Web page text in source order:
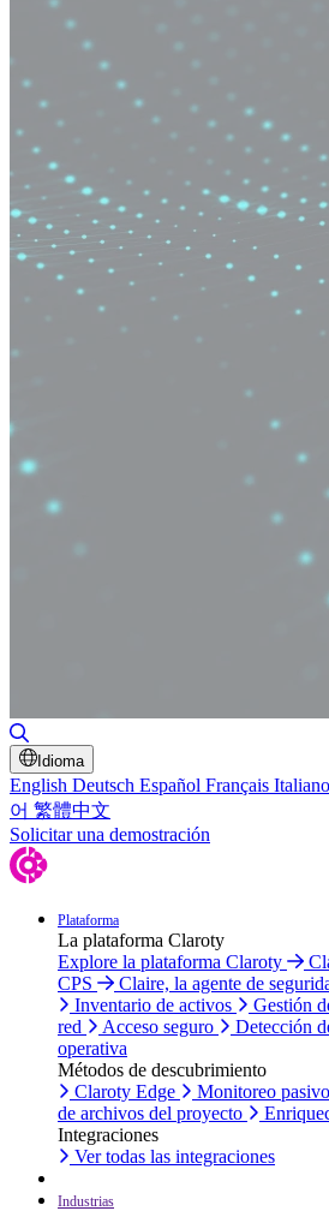
Idioma
English Deutsch Español Français Italiano
어 繁體中文
Solicitar una demostración
Plataforma
La plataforma Claroty
Explore la plataforma Claroty
CPS
Claire, la agente de
Inventario de activos
Gestión
red
Acceso seguro Detección
operativa
Métodos de descubrimiento
Claroty Edge
Monitoreo pasivo
de archivos del proyecto
Integraciones
Ver todas las integraciones
Industrias